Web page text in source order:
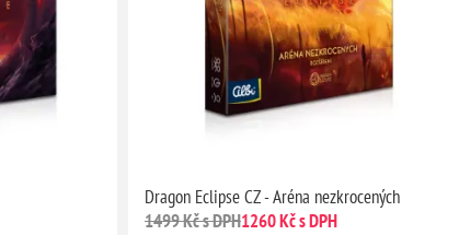
Dragon Eclipse CZ - Aréna nezkrocených
1499 Kč s DPH1260 Kč s DPH